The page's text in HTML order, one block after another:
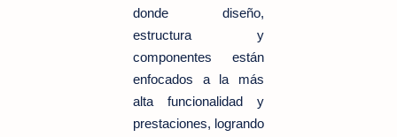
donde diseño,
estructura y
componentes están
enfocados a la más
alta funcionalidad y
prestaciones, logrando